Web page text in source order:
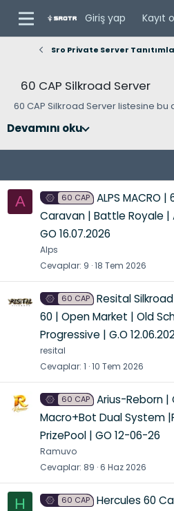
Giriş yap Kayıt
Sro Private Server
60 CAP Silkroad Server
60 CAP Silkroad Server listesine
Devamını oku
A 60 CAP
ALPS MACRO
Caravan | Battle Royale |
GO 16.07.2026
Alps
Cevaplar 9 18 Tem 2026
60 CAP
Resital
60 | Open Market | Old
Progressive | G.O
resital
Cevaplar 1 10 Tem 2026
60 CAP
Arius-Reborn |
Macro+Bot Dual System
PrizePool | GO 12-06-26
Ramuvo
Cevaplar 89 6 Haz 2026
H 60 CAP
Hercules 60